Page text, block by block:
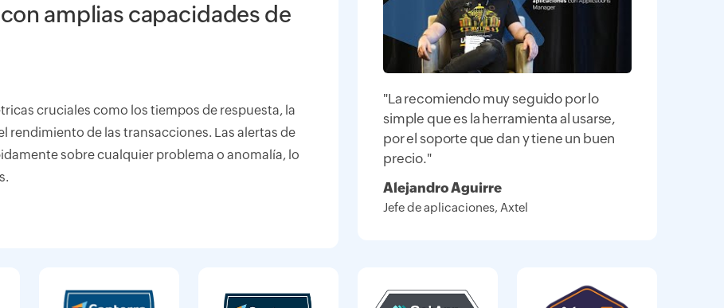
amplias capacidades de
cruciales como los tiempos de respuesta, la
rendimiento de las transacciones. Las alertas de
sobre cualquier problema o anomalía, lo
"La recomiendo muy seguido por lo
simple que es la herramienta al usarse,
por el soporte que dan y tiene un buen
precio."
Alejandro Aguirre
Jefe de aplicaciones, Axtel